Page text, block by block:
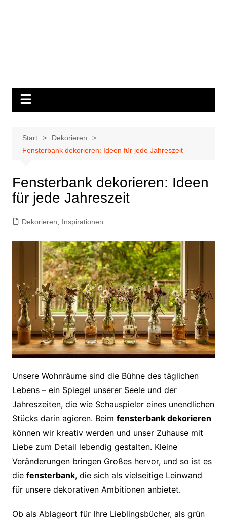
Start
Dekorieren
Fensterbank dekorieren: Ideen für jede Jahreszeit
Fensterbank dekorieren: Ideen
für jede Jahreszeit
Dekorieren Inspirationen
Unsere Wohnräume sind die Bühne des täglichen
Lebens – ein Spiegel unserer Seele und der
Jahreszeiten, die wie Schauspieler eines unendlichen
Stücks darin agieren. Beim fensterbank dekorieren
können wir kreativ werden und unser Zuhause mit
Liebe zum Detail lebendig gestalten. Kleine
Veränderungen bringen Großes hervor, und so ist es
die fensterbank, die sich als vielseitige Leinwand
für unsere dekorativen Ambitionen anbietet.
Ob als Ablageort für Ihre Lieblingsbücher, als grün